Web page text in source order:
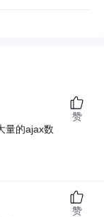
量的ajax数
赞
赞